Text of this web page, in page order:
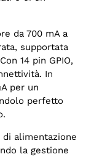
da 700 mA a
supportata
14 pin GPIO,
In
per un
perfetto
di alimentazione
la gestione